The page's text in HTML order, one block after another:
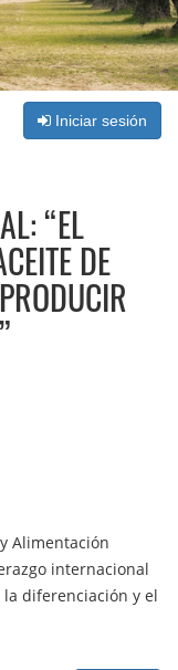
Iniciar sesión
“EL
DE
Alimentación
internacional
diferenciación y el